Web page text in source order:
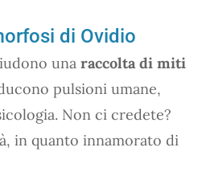
di Ovidio
una raccolta di miti
pulsioni umane,
Non ci credete?
in quanto innamorato di